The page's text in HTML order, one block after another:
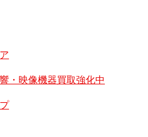
・映像機器買取強化中